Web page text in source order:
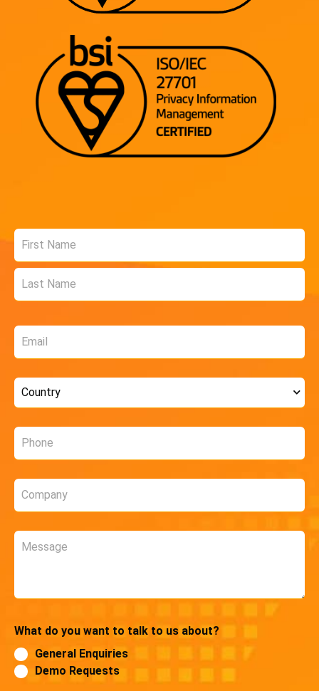
Name
Email
Country
Phone
Company
Message
What do you want to talk to us about?
General Enquiries
Demo Requests